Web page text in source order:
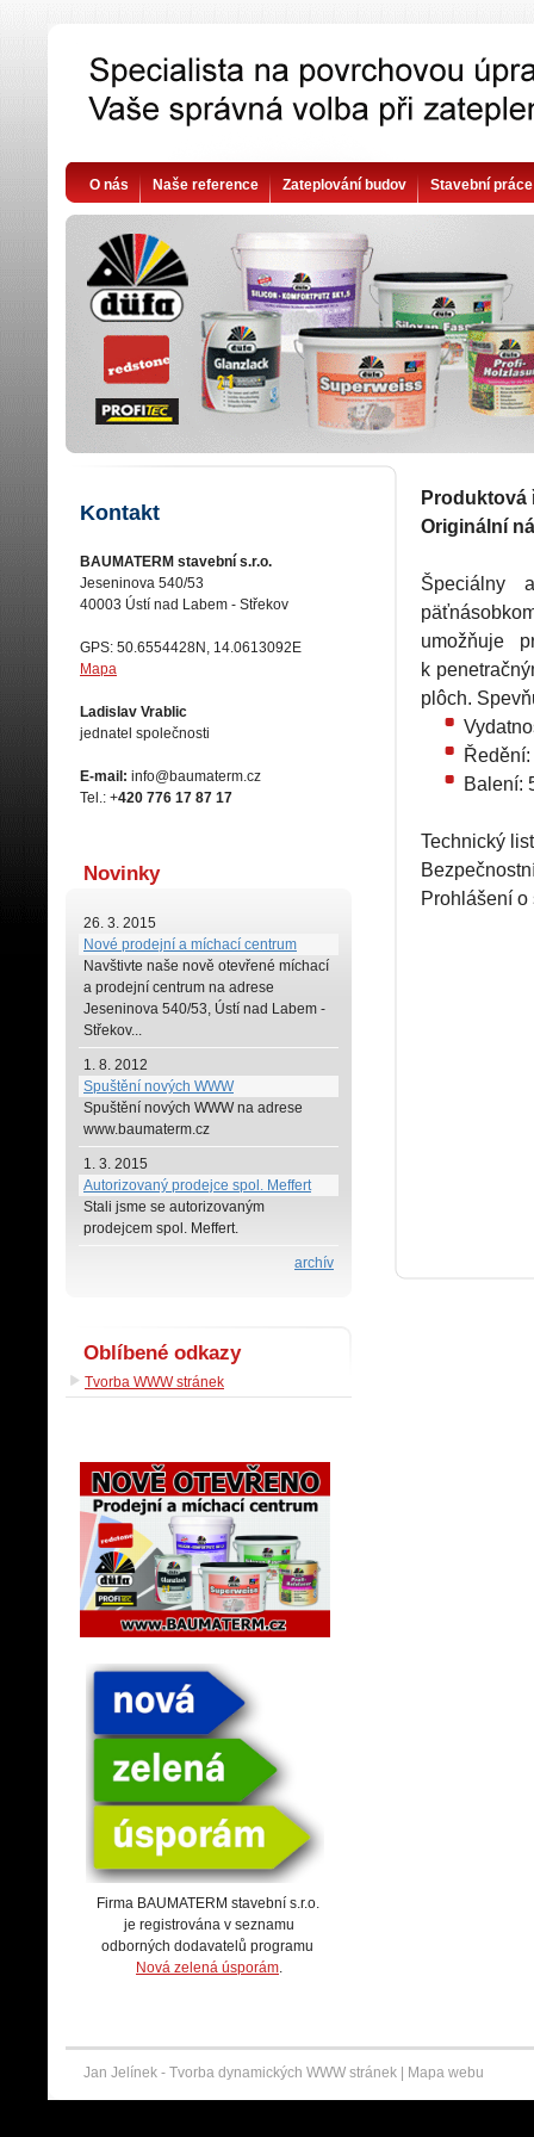
Produktová
Originální
Špeciálny
umožňuje
k
plôch.
Ředění:
Balení:
Technický list
Prohlášení o
Kontakt
BAUMATERM stavební s.r.o.
Jeseninova 540/53
40003 Ústí nad Labem - Střekov
GPS: 50.6554428N, 14.0613092E
Mapa
Ladislav Vrablic
jednatel společnosti
E-mail: info@baumaterm.cz
Tel.: +420 776 17 87 17
Novinky
26. 3. 2015
Nové prodejní a míchací centrum
Navštivte naše nově otevřené míchací
a prodejní centrum na adrese
Jeseninova 540/53, Ústí nad Labem -
Střekov...
1. 8. 2012
Spuštění nových WWW
Spuštění nových WWW na adrese
www.baumaterm.cz
1. 3. 2015
Autorizovaný prodejce spol. Meffert
Stali jsme se autorizovaným
prodejcem spol. Meffert.
archív
Oblíbené odkazy
Tvorba WWW stránek
Firma BAUMATERM stavební s.r.o.
je registrována v seznamu
odborných dodavatelů programu
Nová zelená úsporám.
O nás Naše reference Zateplování budov Stavební práce
Jan Jelínek - Tvorba dynamických WWW stránek Mapa webu